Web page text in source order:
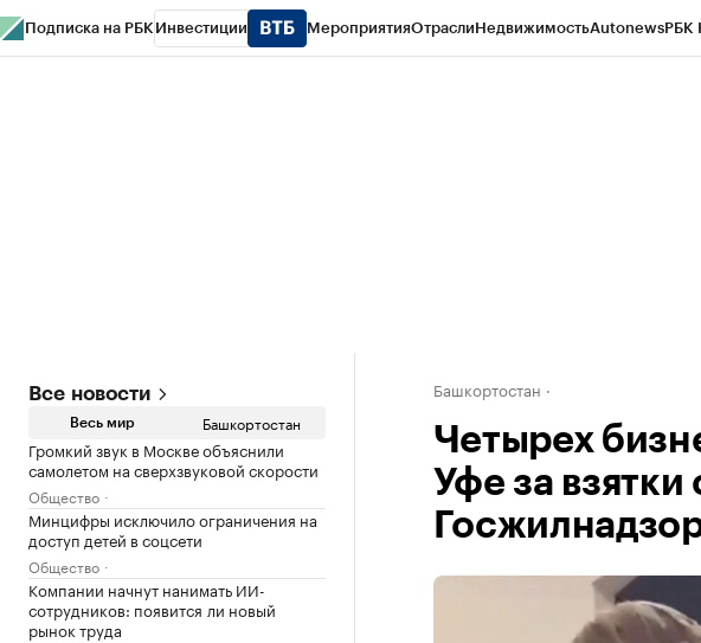
Подписка на РБК Инвестиции МероприятияОтраслиНедвижимостьAutonewsРБК
Все новости
Весь мир Башкортостан
Громкий звук в Москве объяснили
самолетом на сверхзвуковой скорости
Общество
Минцифры исключило ограничения на
доступ детей в соцсети
Общество
Компании начнут нанимать ИИ-
сотрудников: появится ли новый
рынок труда
Башкортостан
Четырех
Уфе за